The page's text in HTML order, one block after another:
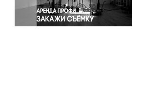
Экономика и бизнес